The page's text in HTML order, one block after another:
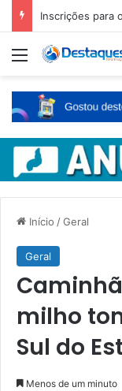
Menu
Início /Geral
Geral
milho
Sul do
Menos de um minuto